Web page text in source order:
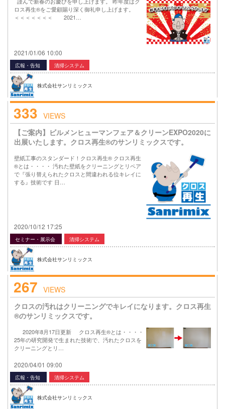
ロス再生®をご愛顧賜り深く御礼申し上げます。
＜＜＜＜＜＜＜ 2021…
2021/01/06 10:00
広報・告知 清掃システム
株式会社サンリミックス
333 VIEWS
【ご案内】ビルメンヒューマンフェア＆クリーンEXPO2020に
出展いたします。クロス再生®のサンリミックスです。
壁紙工事のスタンダード！クロス再生® クロス再生
®とは・・・・ 汚れた壁紙をクリーニングとリペア
で『張り替えられたクロスと間違われる位キレイに
する』技術です 日…
2020/10/12 17:25
セミナー・展示会 清掃システム
株式会社サンリミックス
267 VIEWS
クロスの汚れはクリーニングでキレイになります。クロス再生
®のサンリミックスです。
2020年8月17日更新 クロス再生®とは・・・・
25年の研究開発で生まれた技術で、汚れたクロスを
クリーニングとリ…
2020/04/01 09:00
広報・告知 清掃システム
株式会社サンリミックス